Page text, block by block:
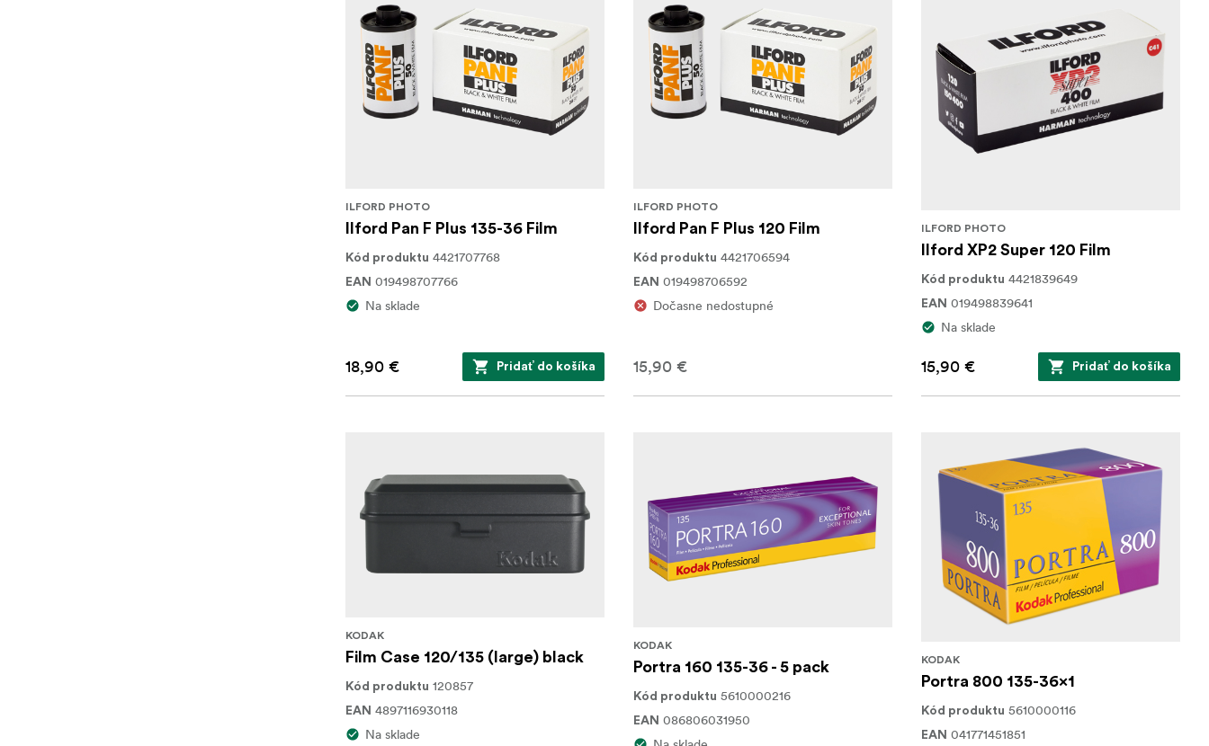
ILFORD PHOTO
Ilford Pan F Plus 135-36 Film
Kód produktu 4421707768
EAN 019498707766
Na sklade
18,90 € Pridať do košíka
ILFORD PHOTO
Ilford Pan F Plus 120 Film
Kód produktu 4421706594
EAN 019498706592
Dočasne nedostupné
15,90 €
ILFORD PHOTO
Ilford XP2 Super 120 Film
Kód produktu 4421839649
EAN 019498839641
Na sklade
15,90 € Pridať do košíka
KODAK
Film Case 120/135 (large) black
Kód produktu 120857
EAN 4897116930118
Na sklade
KODAK
Portra 160 135-36 - 5 pack
Kód produktu 5610000216
EAN 086806031950
KODAK
Portra 800 135-36x1
Kód produktu 5610000116
EAN 041771451851